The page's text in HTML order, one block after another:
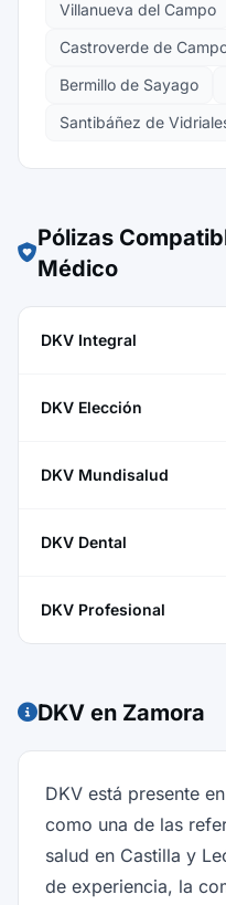
Villanueva del Campo
Castroverde de
Bermillo de Sayago
Santibáñez de
Pólizas
Médico
DKV Integral
DKV Elección
DKV Mundisalud
DKV Dental
DKV Profesional
DKV en Zamora
DKV está presente
como una de las
salud en Castilla y
de experiencia, la